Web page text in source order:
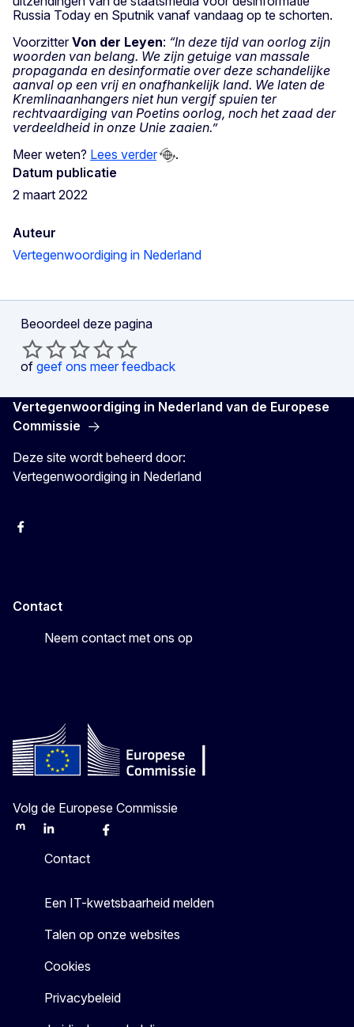
Russia Today en Sputnik vanaf vandaag op te schorten.
VoorzitterVon der Leyen: “In deze tijd van oorlog zijn
woorden van belang. We zijn getuige van massale
propaganda en desinformatie over deze schandelijke
aanval op een vrij en onafhankelijk land. We laten de
Kremlinaanhangers niet hun vergif spuien ter
rechtvaardiging van Poetins oorlog, noch het zaad der
verdeeldheid in onze Unie zaaien.”
Meer weten? Lees verder
.
Datum publicatie
2 maart 2022
Auteur
Vertegenwoordiging in Nederland
Beoordeel deze pagina
of geef ons meer feedback
Vertegenwoordiging in Nederland van de Europese
Commissie
Deze site wordt beheerd door:
Vertegenwoordiging in Nederland
Facebook
Contact
Neem contact met ons op
Volg de Europese Commissie
MastodonLinkedInBlueskyFacebook
Contact
Een IT-kwetsbaarheid melden
Talen op onze websites
Cookies
Privacybeleid